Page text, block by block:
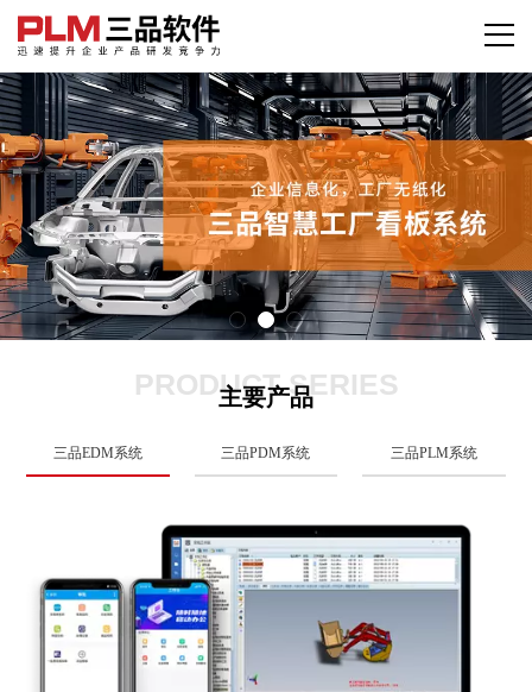
PRODUCT SERIES
主要产品
三品EDM系统 三品PDM系统 三品PLM系统